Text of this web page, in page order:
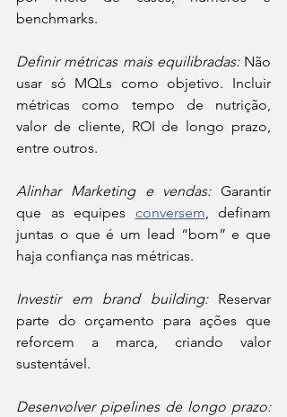
benchmarks.
Definir métricas mais equilibradas: Não
usar só MQLs como objetivo. Incluir
métricas como tempo de nutrição,
valor de cliente, ROI de longo prazo,
entre outros.
Alinhar Marketing e vendas: Garantir
que as equipes conversem, definam
juntas o que é um lead “bom” e que
haja confiança nas métricas.
Investir em brand building: Reservar
parte do orçamento para ações que
reforcem a marca, criando valor
sustentável.
Desenvolver pipelines de longo prazo: